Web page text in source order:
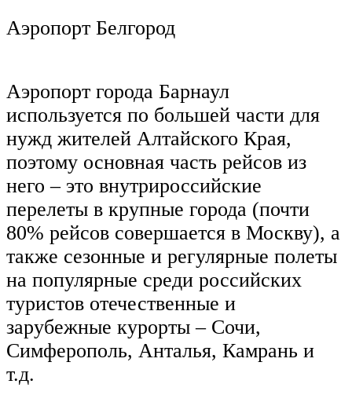
Аэропорт Белгород
Аэропорт города Барнаул
используется по большей части для
нужд жителей Алтайского Края,
поэтому основная часть рейсов из
него – это внутрироссийские
перелеты в крупные города (почти
80% рейсов совершается в Москву), а
также сезонные и регулярные полеты
на популярные среди российских
туристов отечественные и
зарубежные курорты – Сочи,
Симферополь, Анталья, Камрань и
т.д.